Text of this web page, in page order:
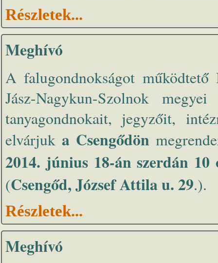
Részletek...
Meghívó
A falugondnokságot működtető
Jász-Nagykun-Szolnok
tanyagondnokait, jegyzőit,
elvárjuk a Csengődön
2014. június 18-án szerdán 10
(Csengőd, József Attila u. 29.).
Részletek...
Meghívó